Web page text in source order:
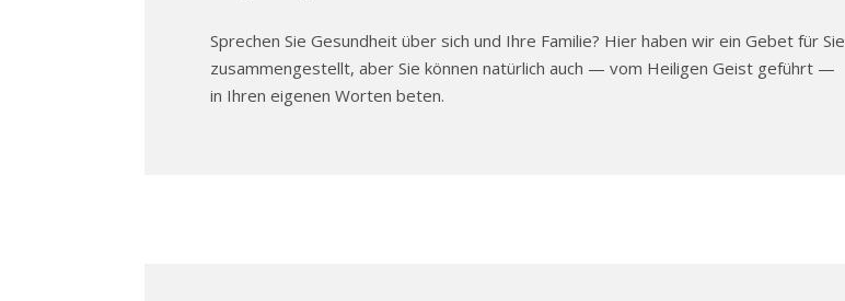
Sprechen Sie Gesundheit über sich und Ihre Familie? Hier haben wir ein Gebet für Sie
zusammengestellt, aber Sie können natürlich auch — vom Heiligen Geist geführt —
in Ihren eigenen Worten beten.